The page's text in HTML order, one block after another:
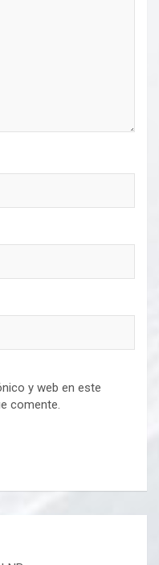
y web en este
comente.